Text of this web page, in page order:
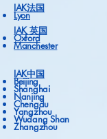
IAK法国
Lyon
IAK 英国
Oxford
Manchester
IAK中国
Beijing
Shanghai
Nanjing
Chengdu
Yangzhou
Wudang Shan
Zhangzhou